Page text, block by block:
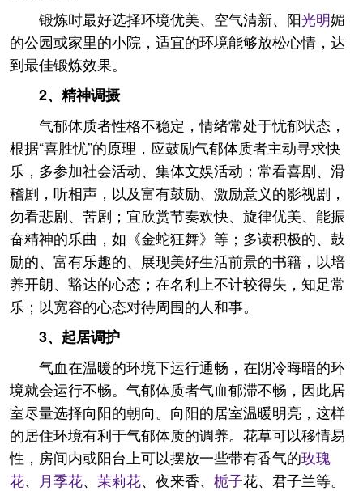
锻炼时最好选择环境优美、空气清新、阳光明媚
的公园或家里的小院，适宜的环境能够放松心情，达
到最佳锻炼效果。
2、 精神调摄
气郁体质者性格不稳定，情绪常处于忧郁状态，
根据“喜胜忧”的原理，应鼓励气郁体质者主动寻求快
乐，多参加社会活动、集体文娱活动；常看喜剧、滑
稽剧，听相声，以及富有鼓励、激励意义的影视剧，
勿看悲剧、苦剧；宜欣赏节奏欢快、旋律优美、能振
奋精神的乐曲，如《金蛇狂舞》等；多读积极的、鼓
励的、富有乐趣的、展现美好生活前景的书籍，以培
养开朗、豁达的心态；在名利上不计较得失，知足常
乐；以宽容的心态对待周围的人和事。
3、 起居调护
气血在温暖的环境下运行通畅，在阴冷晦暗的环
境就会运行不畅。气郁体质者气血郁滞不畅，因此居
室尽量选择向阳的朝向。向阳的居室温暖明亮，这样
的居住环境有利于气郁体质的调养。花草可以移情易
性，房间内或阳台上可以摆放一些带有香气的玫瑰
花、 月季花、 茉莉花、夜来香、 栀子花、君子兰等。